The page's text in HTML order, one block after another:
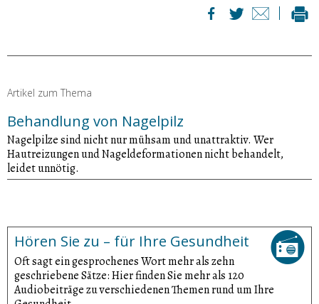
Artikel zum Thema
Behandlung von Nagelpilz
Nagelpilze sind nicht nur mühsam und unattraktiv. Wer
Hautreizungen und Nageldeformationen nicht behandelt,
leidet unnötig.
Hören Sie zu – für Ihre Gesundheit
Oft sagt ein gesprochenes Wort mehr als zehn
geschriebene Sätze: Hier finden Sie mehr als 120
Audiobeiträge zu verschiedenen Themen rund um Ihre